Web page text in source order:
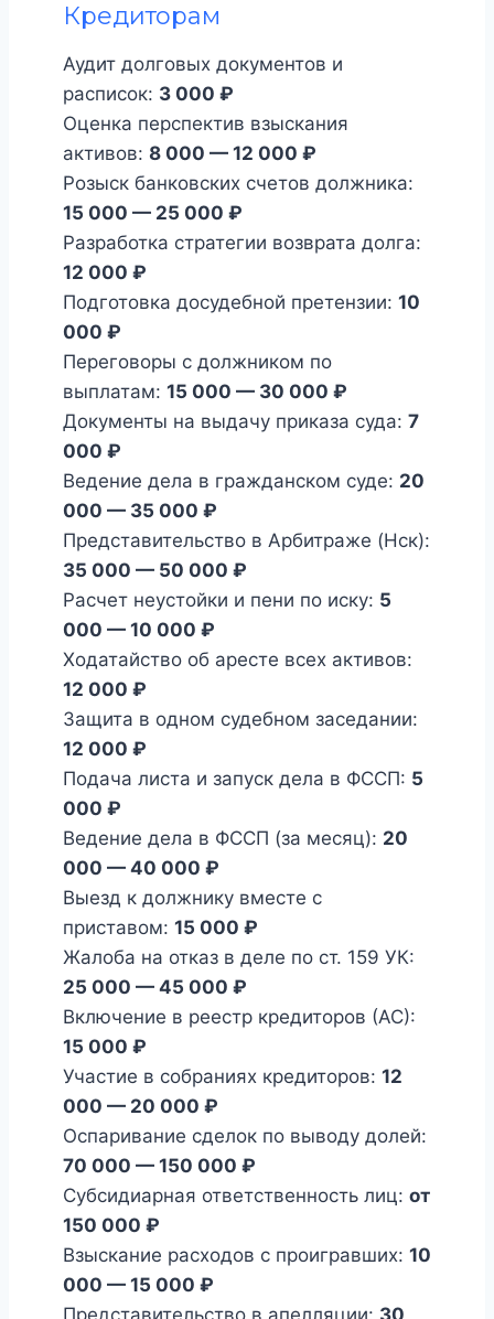
Кредиторам
Аудит долговых документов и
расписок: 3 000 ₽
Оценка перспектив взыскания
активов: 8 000 — 12 000 ₽
Розыск банковских счетов должника:
15 000 — 25 000 ₽
Разработка стратегии возврата долга:
12 000 ₽
Подготовка досудебной претензии: 10
000 ₽
Переговоры с должником по
выплатам: 15 000 — 30 000 ₽
Документы на выдачу приказа суда: 7
000 ₽
Ведение дела в гражданском суде: 20
000 — 35 000 ₽
Представительство в Арбитраже (Нск):
35 000 — 50 000 ₽
Расчет неустойки и пени по иску: 5
000 — 10 000 ₽
Ходатайство об аресте всех активов:
12 000 ₽
Защита в одном судебном заседании:
12 000 ₽
Подача листа и запуск дела в ФССП: 5
000 ₽
Ведение дела в ФССП (за месяц): 20
000 — 40 000 ₽
Выезд к должнику вместе с
приставом: 15 000 ₽
Жалоба на отказ в деле по ст. 159 УК:
25 000 — 45 000 ₽
Включение в реестр кредиторов (АС):
15 000 ₽
Участие в собраниях кредиторов: 12
000 — 20 000 ₽
Оспаривание сделок по выводу долей:
70 000 — 150 000 ₽
Субсидиарная ответственность лиц: от
150 000 ₽
Взыскание расходов с проигравших: 10
000 — 15 000 ₽